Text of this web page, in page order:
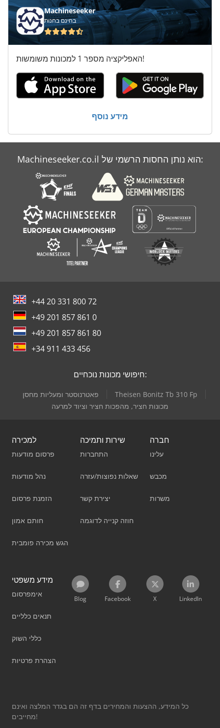
מכונת לישה של בצק
מכונת סגן 200 מ מ
מכונת עבודה מתכת
מכשור לייצור בירה מיני
Machineseeker
בחינם בחנות
האפליקציה מספר 1 למכונות משומשות!
מידע נוסף
Machineseeker.co.il הוא נותן החסות הרשמי של:
+44 20 331 800 72
+49 201 857 861 0
+49 201 857 861 80
+34 911 433 456
חיפושי מכונות נוכחיים:
פאטרנוסטר ומעליות מחסן
Theisen Bonitz Tb 310 Fp
מכונות חציר, מהפכות חציר וציוד למרעה
למכירה
פרסום מודעות
נהל מודעות
הזמנת פרסום
חותם אמון
הגש מכירה פומבית
שירות ותמיכה
התחברות
שאלות נפוצות/עזרה
יצירת קשר
חוזה קנייה לדוגמה
חברה
עלינו
מכבש
משרות
מידע משפטי
אימפרסום
תנאים כלליים
כללי השוק
הצהרת פרטיות
Blog Facebook X LinkedIn
כל המידע, ההצעות והמחירים בדף זה הם בגדר המלצה ואינם
מחייבים!